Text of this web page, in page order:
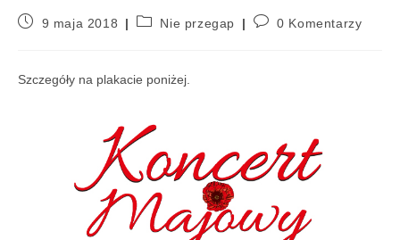
9 maja 2018 Nie przegap 0 Komentarzy
Szczegóły na plakacie poniżej.